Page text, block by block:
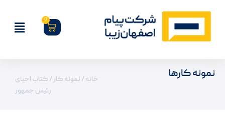
0
نمونه کارها خانه / نمونه کار/ کتاب احیای
رئیس جمهور